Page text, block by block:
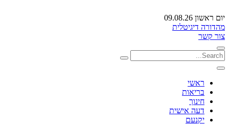
יום ראשון 09.08.26
מהדורה דיגיטלית
צור קשר
ראשי
בריאות
חינוך
דעה אישית
יקנעם